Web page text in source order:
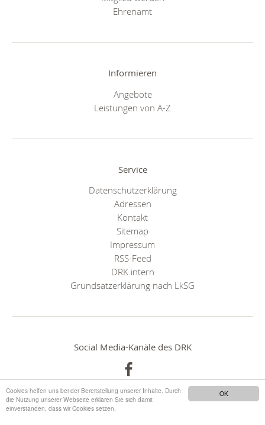
OK
Cookies helfen uns bei der Bereitstellung unserer Inhalte. Durch
die Nutzung unserer Webseite erklären Sie sich damit
einverstanden, dass wir Cookies setzen.
Ehrenamt
Informieren
Angebote
Leistungen von A-Z
Service
Datenschutzerklärung
Adressen
Kontakt
Sitemap
Impressum
RSS-Feed
DRK intern
Grundsatzerklärung nach LkSG
Social Media-Kanäle des DRK